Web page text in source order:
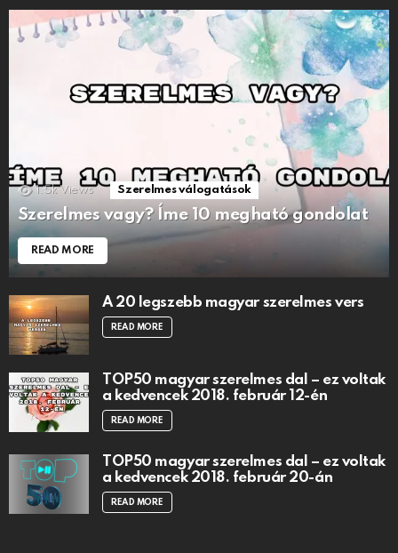
1.5k Views Szerelmes válogatások
Szerelmes vagy? Íme 10 megható gondolat
READ MORE
A 20 legszebb magyar szerelmes vers
READ MORE
TOP50 magyar szerelmes dal – ez voltak
a kedvencek 2018. február 12-én
READ MORE
TOP50 magyar szerelmes dal – ez voltak
a kedvencek 2018. február 20-án
READ MORE